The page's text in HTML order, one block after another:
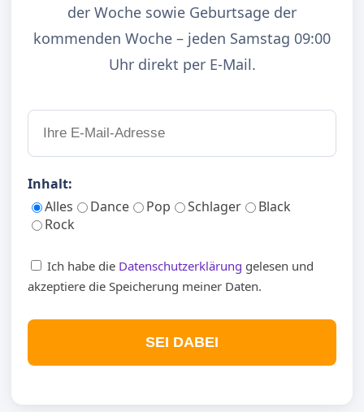
der Woche sowie Geburtsage der
kommenden Woche – jeden Samstag 09:00
Uhr direkt per E-Mail.
Inhalt:
Alles
Dance Pop Schlager
Black
Rock
Ich habe die Datenschutzerklärung gelesen und
akzeptiere die Speicherung meiner Daten.
SEI DABEI